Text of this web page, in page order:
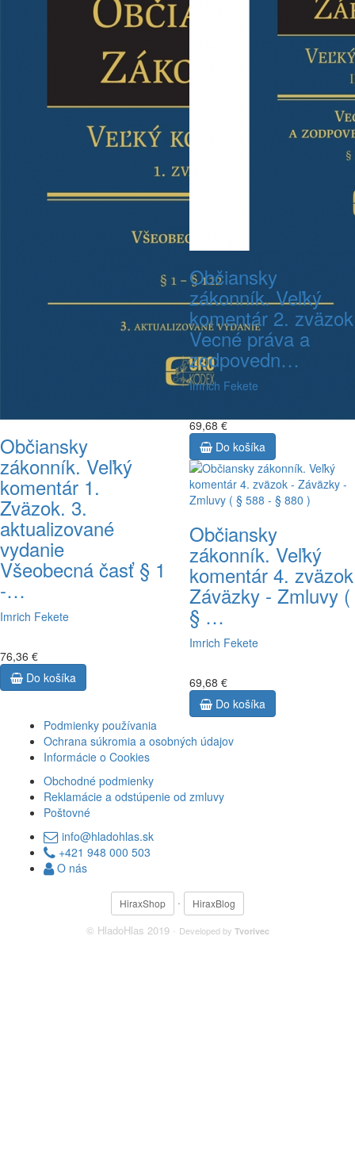
Občiansky
zákonník. Veľký
komentár 1.
Zväzok. 3.
aktualizované
vydanie
Všeobecná časť § 1
-…
Imrich Fekete
76,36 €
Do košíka
Občiansky
zákonník. Veľký
komentár 2. zväzok
Vecné práva a
zodpovedn…
Imrich Fekete
69,68 €
Do košíka
Občiansky
zákonník. Veľký
komentár 4. zväzok
Záväzky - Zmluvy (
§ …
Imrich Fekete
69,68 €
Do košíka
Podmienky používania
Ochrana súkromia a osobných údajov
Informácie o Cookies
Obchodné podmienky
Reklamácie a odstúpenie od zmluvy
Poštovné
info@hladohlas.sk
+421 948 000 503
O nás
HiraxShop · HiraxBlog
© HladoHlas 2019 · Developed by Tvorivec